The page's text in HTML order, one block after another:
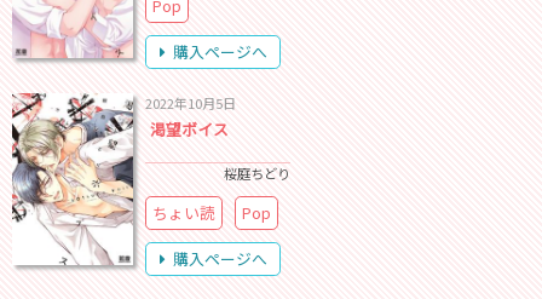
Pop
購入ページへ
2022年10月5日
渇望ボイス
桜庭ちどり
ちょい読
Pop
購入ページへ